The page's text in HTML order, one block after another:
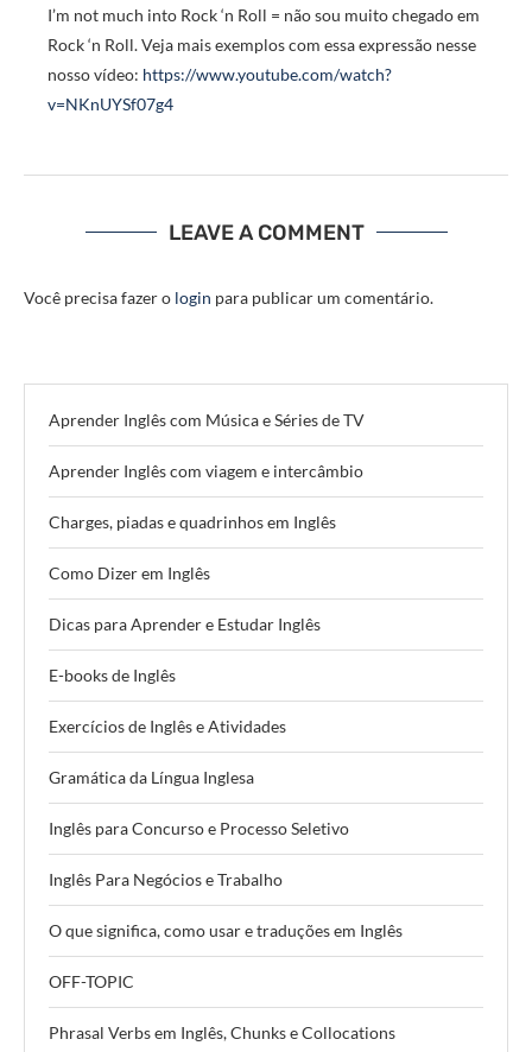
I’m not much into Rock ‘n Roll = não sou muito chegado em
Rock ‘n Roll. Veja mais exemplos com essa expressão nesse
nosso vídeo: https://www.youtube.com/watch?
v=NKnUYSf07g4
LEAVE A COMMENT
Você precisa fazer o login para publicar um comentário.
Aprender Inglês com Música e Séries de TV
Aprender Inglês com viagem e intercâmbio
Charges, piadas e quadrinhos em Inglês
Como Dizer em Inglês
Dicas para Aprender e Estudar Inglês
E-books de Inglês
Exercícios de Inglês e Atividades
Gramática da Língua Inglesa
Inglês para Concurso e Processo Seletivo
Inglês Para Negócios e Trabalho
O que significa, como usar e traduções em Inglês
OFF-TOPIC
Phrasal Verbs em Inglês, Chunks e Collocations